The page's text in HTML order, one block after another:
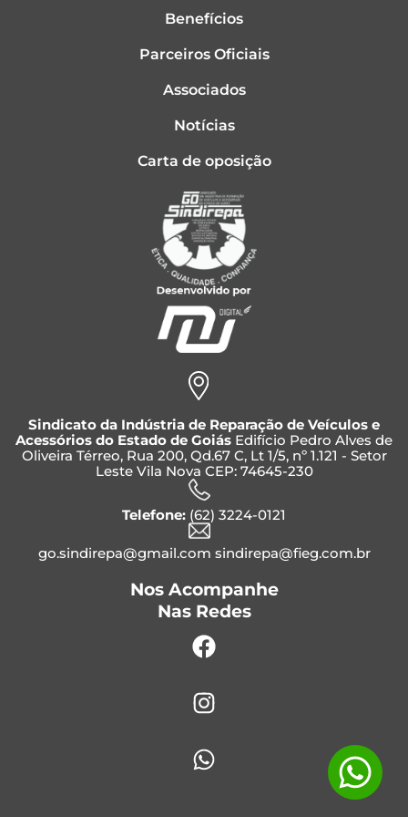
Benefícios
Parceiros Oficiais
Associados
Notícias
Carta de oposição
Sindicato da Indústria de Reparação de Veículos e
Acessórios do Estado de Goiás Edifício Pedro Alves de
Oliveira Térreo, Rua 200, Qd.67 C, Lt 1/5, nº 1.121 - Setor
Leste Vila Nova CEP: 74645-230
Telefone: (62) 3224-0121
go.sindirepa@gmail.com sindirepa@fieg.com.br
Nos Acompanhe
Nas Redes
Facebook
Instagram
Whatsapp